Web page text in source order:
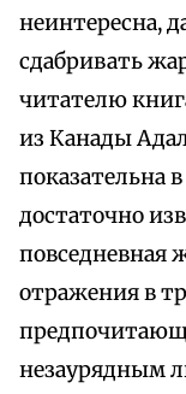
неинтересна,
сдабривать
читателю
из Канады
показательна
достаточно
повседневная
отражения в
незаурядным